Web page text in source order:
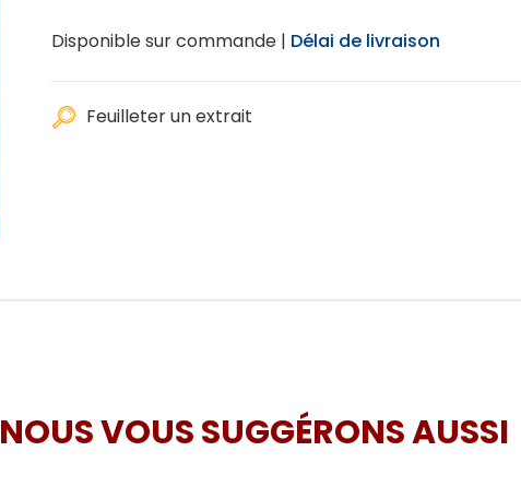
Disponible sur commande | Délai de livraison
Feuilleter un extrait
NOUS VOUS SUGGÉRONS AUSSI